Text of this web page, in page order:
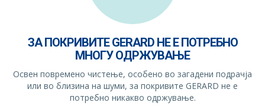
ЗА ПОКРИВИТЕ GERARD НЕ Е ПОТРЕБНО
МНОГУ ОДРЖУВАЊЕ
Освен повремено чистење, особено во загадени подрачја
или во близина на шуми, за покривите GERARD не е
потребно никакво одржување.